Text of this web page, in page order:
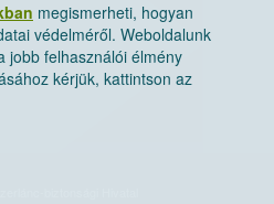
megismerheti, hogyan
védelméről. Weboldalunk
jobb felhasználói élmény
kérjük, kattintson az
biztonsági Hivatal